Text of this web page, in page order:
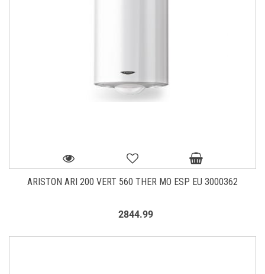
ARISTON ARI 200 VERT 560 THER MO ESP EU 3000362
2844.99